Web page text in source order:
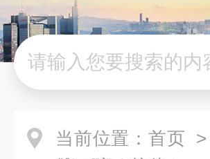
当前位置： 首页 >